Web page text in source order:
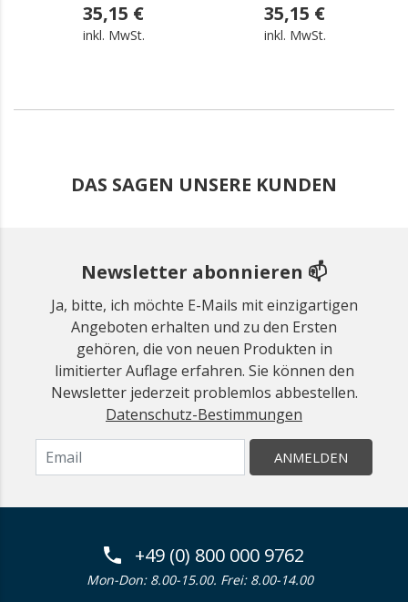
35,15 €
inkl. MwSt.
35,15 €
inkl. MwSt.
DAS SAGEN UNSERE KUNDEN
Newsletter abonnieren 📫
Ja, bitte, ich möchte E-Mails mit einzigartigen
Angeboten erhalten und zu den Ersten
gehören, die von neuen Produkten in
limitierter Auflage erfahren. Sie können den
Newsletter jederzeit problemlos abbestellen.
Datenschutz-Bestimmungen
ANMELDEN
+49 (0) 800 000 9762
Mon-Don: 8.00-15.00. Frei: 8.00-14.00